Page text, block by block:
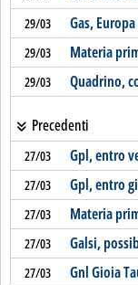
29/03 Gas,
29/03 Materia
29/03 Quadrino,
Precedenti
27/03 Gpl, entro
27/03 Gpl, entro
27/03 Materia
27/03 Galsi,
27/03 Gnl Gioia